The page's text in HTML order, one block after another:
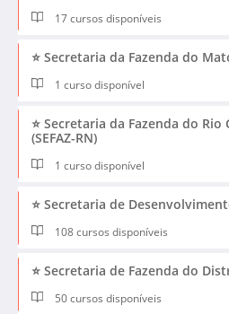
17 cursos disponíveis
⭐ Secretaria da Fazenda do
1 curso disponível
⭐ Secretaria da Fazenda do
(SEFAZ-RN)
1 curso disponível
⭐ Secretaria de
108 cursos disponíveis
⭐ Secretaria de Fazenda do
50 cursos disponíveis